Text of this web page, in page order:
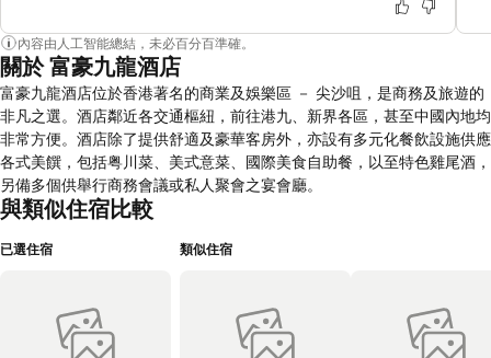
內容由人工智能總結，未必百分百準確。
關於 富豪九龍酒店
富豪九龍酒店位於香港著名的商業及娛樂區 － 尖沙咀，是商務及旅遊的
非凡之選。酒店鄰近各交通樞紐，前往港九、新界各區，甚至中國內地均
非常方便。酒店除了提供舒適及豪華客房外，亦設有多元化餐飲設施供應
各式美饌，包括粤川菜、美式意菜、國際美食自助餐，以至特色雞尾酒，
另備多個供舉行商務會議或私人聚會之宴會廳。
與類似住宿比較
已選住宿 類似住宿